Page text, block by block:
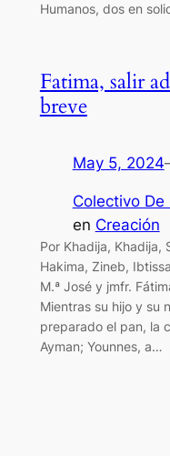
Humanos, dos en
Fatima, salir
breve
May 5, 2024
Colectivo De
en Creación
Por Khadija, Khadija,
Hakima, Zineb,
M.ª José y jmfr.
Mientras su hijo y su
preparado el pan, la
Ayman; Younnes, a…